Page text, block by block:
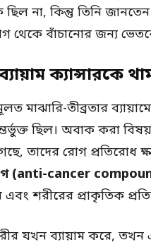
না, কিন্তু তিনি জানতেন
বাঁচানোর জন্য
ক্যান্সারকে
মাঝারি-তীব্রতার
ছিল। অবাক করা
তাদের রোগ প্রতিরোধ
(anti-cancer
এবং শরীরের প্রাকৃতিক
যখন ব্যায়াম করে,